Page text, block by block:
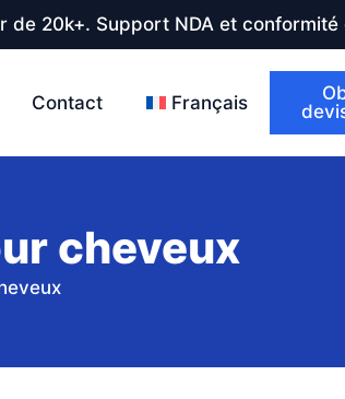
20k+. Support NDA et conformité
Contact Français
cheveux